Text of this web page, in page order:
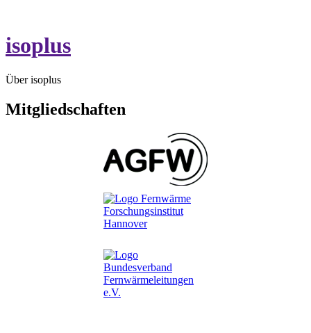
isoplus
Über isoplus
Mitgliedschaften